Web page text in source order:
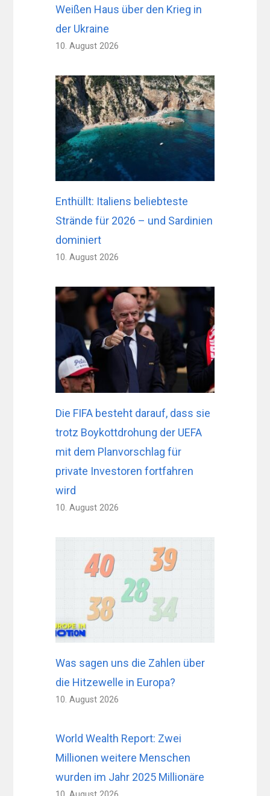
Weißen Haus über den Krieg in
der Ukraine
10. August 2026
Enthüllt: Italiens beliebteste
Strände für 2026 – und Sardinien
dominiert
10. August 2026
Die FIFA besteht darauf, dass sie
trotz Boykottdrohung der UEFA
mit dem Planvorschlag für
private Investoren fortfahren
wird
10. August 2026
Was sagen uns die Zahlen über
die Hitzewelle in Europa?
10. August 2026
World Wealth Report: Zwei
Millionen weitere Menschen
wurden im Jahr 2025 Millionäre